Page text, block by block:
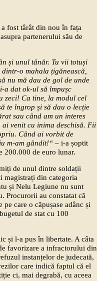
fost târât din nou în fața
partenerului său de
și unul tânăr. Tu vii totuși
o mahala țigănească,
nu mă dau de gol de unde
a dat ok-ul să împușc
zeci! Ca tine, la modul cel
te îngrop și să dau o lecție
sau când am un interes
ai venit cu inima deschisă. Fii
Când ai vorbit de
m-am gândit!“ – i-a șoptit
200.000 de euro lunar.
de unul dintre soldații
din categoria
și Nelu Legiune nu sunt
Procurorii au constatat că
care o căpușase adânc și
de stat cu 100
și l-a pus în libertate. A câta
favorizare a infractorului din
instanțelor de judecată,
care indică faptul că el
ci, mai degrabă, cu aceea